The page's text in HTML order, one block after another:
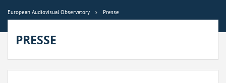
European Audiovisual Observatory Presse
PRESSE